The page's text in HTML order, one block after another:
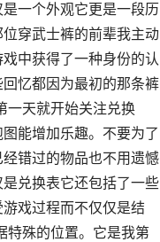
一个外观它更是一段历
穿武士裤的前辈我主动
中获得了一种身份的认
忆都因为最初的那条裤
一天就开始关注兑换
能增加乐趣。不要为了
错过的物品也不用遗憾
兑换表它还包括了一些
戏过程而不仅仅是结
特殊的位置。它是我第